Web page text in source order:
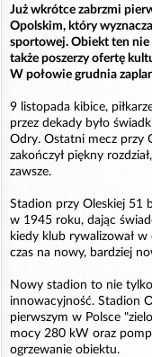
Już wkrótce zabrzmi
Opolskim, który
sportowej. Obiekt ten nie
także poszerzy ofertę
W połowie grudnia
9 listopada kibice,
przez dekady było
Odry. Ostatni mecz przy
zakończył piękny
zawsze.
Stadion przy Oleskiej 51
w 1945 roku, dając
kiedy klub rywalizował
czas na nowy, bardziej
Nowy stadion to nie
innowacyjność. Stadion
pierwszym w Polsce
mocy 280 kW oraz
ogrzewanie obiektu.